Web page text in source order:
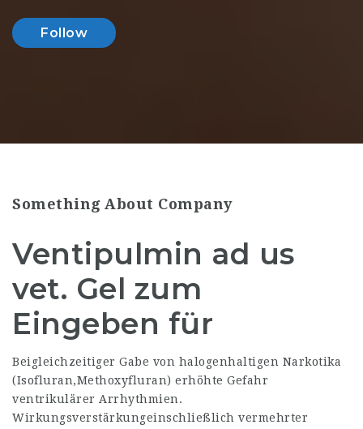
Follow
Something About Company
Ventipulmin ad us
vet. Gel zum
Eingeben für
Beigleichzeitiger Gabe von halogenhaltigen Narkotika
(Isofluran,Methoxyfluran) erhöhte Gefahr
ventrikulärer Arrhythmien.
Wirkungsverstärkungeinschließlich vermehrter